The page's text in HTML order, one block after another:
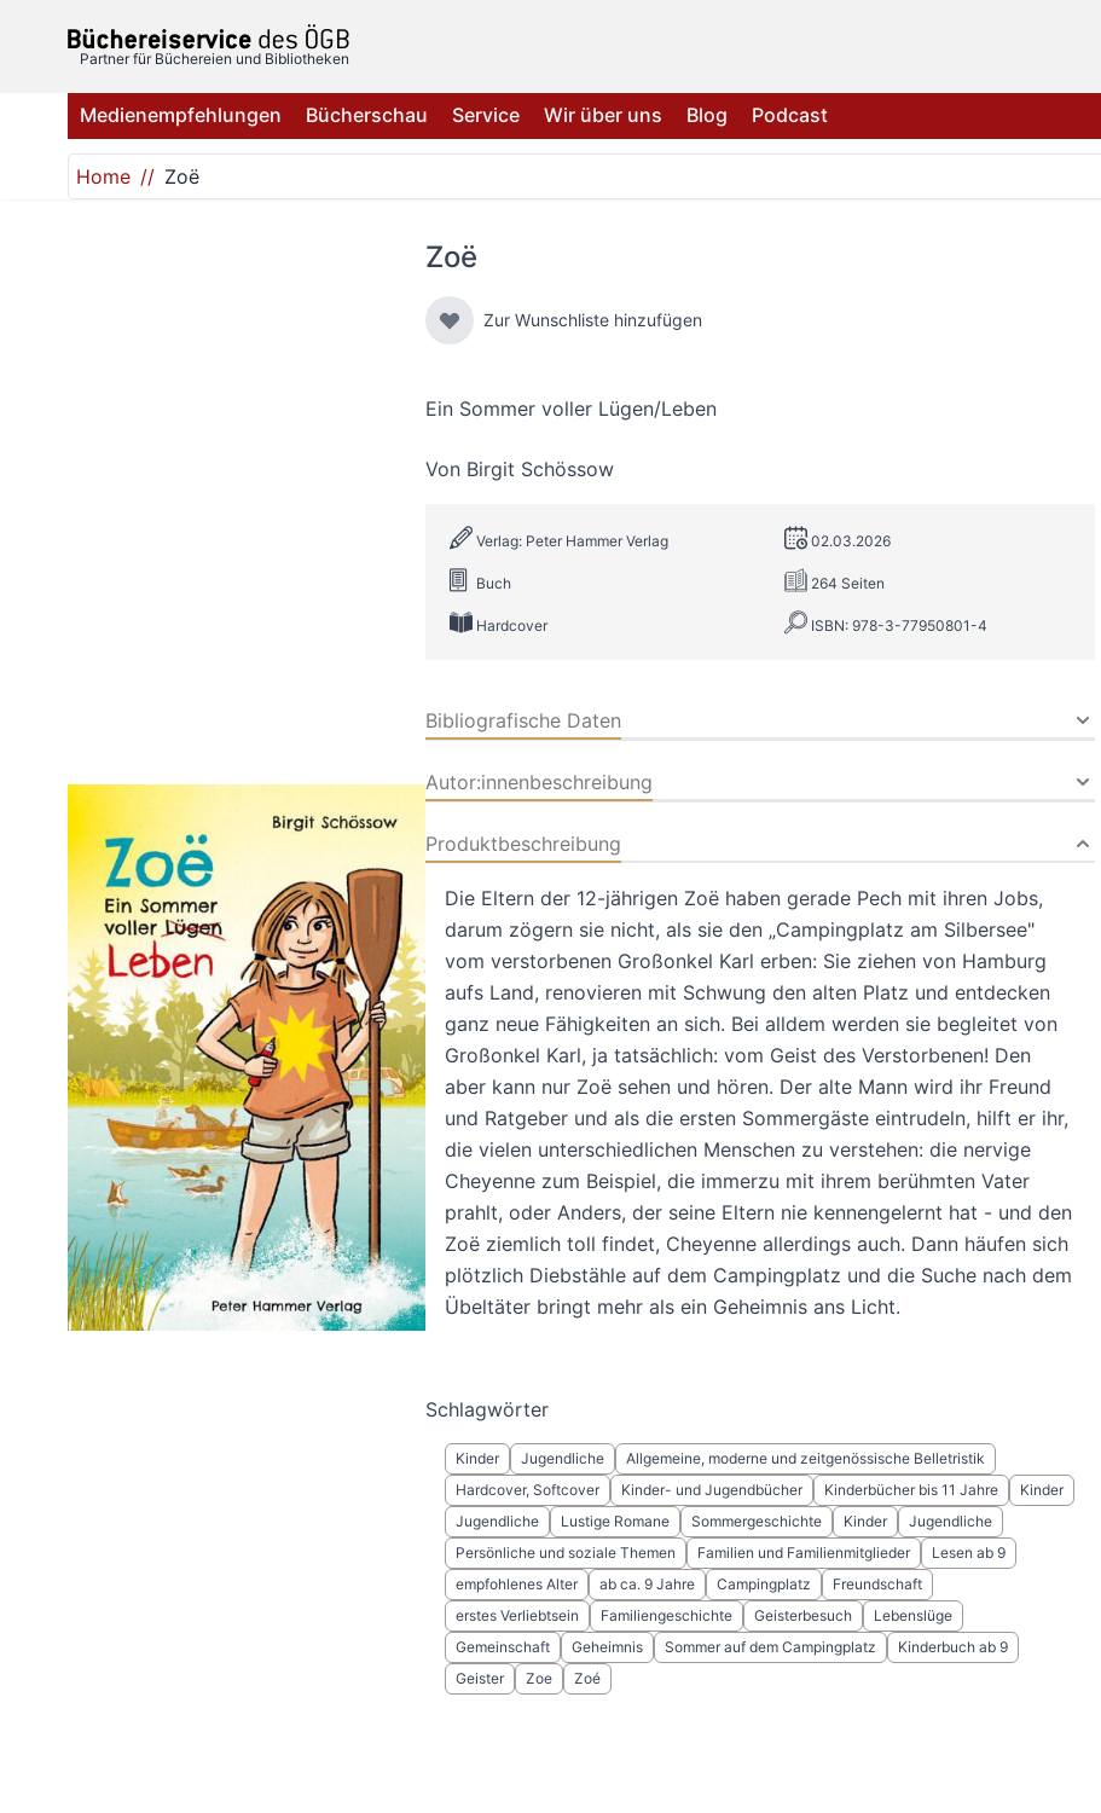
Partner für Büchereien und Bibliotheken
Medienempfehlungen Bücherschau Service Wir über uns Blog Podcast
Home Zoë
Zoë
Zur Wunschliste hinzufügen
Ein Sommer voller Lügen/Leben
Von Birgit Schössow
Verlag: Peter Hammer Verlag 02.03.2026
Buch 264 Seiten
Hardcover ISBN: 978-3-77950801-4
Bibliografische Daten
Autor:innenbeschreibung
Produktbeschreibung
Die Eltern der 12-jährigen Zoë haben gerade Pech mit ihren Jobs,
darum zögern sie nicht, als sie den „Campingplatz am Silbersee"
vom verstorbenen Großonkel Karl erben: Sie ziehen von Hamburg
aufs Land, renovieren mit Schwung den alten Platz und entdecken
ganz neue Fähigkeiten an sich. Bei alldem werden sie begleitet von
Großonkel Karl, ja tatsächlich: vom Geist des Verstorbenen! Den
aber kann nur Zoë sehen und hören. Der alte Mann wird ihr Freund
und Ratgeber und als die ersten Sommergäste eintrudeln, hilft er ihr,
die vielen unterschiedlichen Menschen zu verstehen: die nervige
Cheyenne zum Beispiel, die immerzu mit ihrem berühmten Vater
prahlt, oder Anders, der seine Eltern nie kennengelernt hat - und den
Zoë ziemlich toll findet, Cheyenne allerdings auch. Dann häufen sich
plötzlich Diebstähle auf dem Campingplatz und die Suche nach dem
Übeltäter bringt mehr als ein Geheimnis ans Licht.
Schlagwörter
Kinder Jugendliche
Allgemeine, moderne und zeitgenössische Belletristik
Hardcover, Softcover
Kinder- und Jugendbücher Kinderbücher bis 11 Jahre
Kinder
Jugendliche
Lustige Romane Sommergeschichte Kinder
Jugendliche
Persönliche und soziale Themen
Familien und Familienmitglieder
Lesen ab 9
empfohlenes Alter
ab ca. 9 Jahre Campingplatz
Freundschaft
erstes Verliebtsein
Familiengeschichte Geisterbesuch
Lebenslüge
Gemeinschaft
Geheimnis Sommer auf dem Campingplatz
Kinderbuch ab 9
Geister
Zoe Zoé